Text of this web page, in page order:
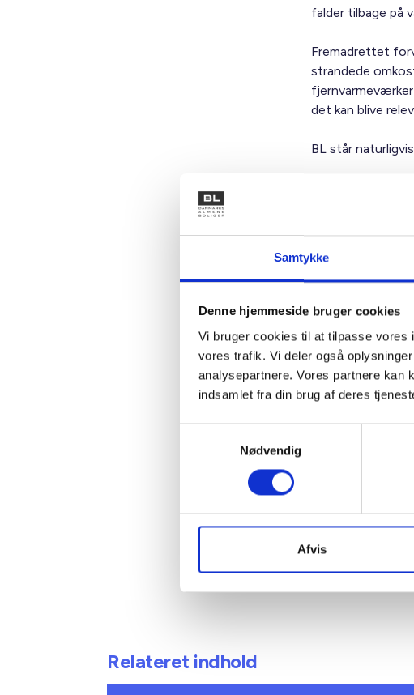
Samtykke
Denne hjemmeside bruger cookies
Vi bruger cookies til at tilpasse vores
vores trafik. Vi deler også
analysepartnere. Vores partnere kan
indsamlet fra din brug af deres
Nødvendig
Afvis
falder tilbage på
Fremadrettet
strandede
det kan blive
BL står
Kontakt
Mette
Relateret indhold